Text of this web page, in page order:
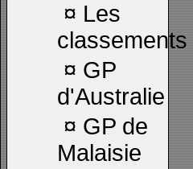
¤ Les
classements
¤ GP
d'Australie
¤ GP de
Malaisie